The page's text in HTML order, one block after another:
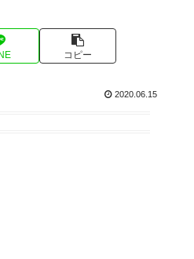
コピー
2020.06.15